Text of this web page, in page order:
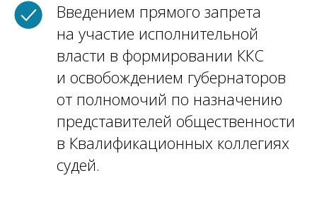
Введением прямого запрета
на участие исполнительной
власти в формировании ККС
и освобождением губернаторов
от полномочий по назначению
представителей общественности
в Квалификационных коллегиях
судей.